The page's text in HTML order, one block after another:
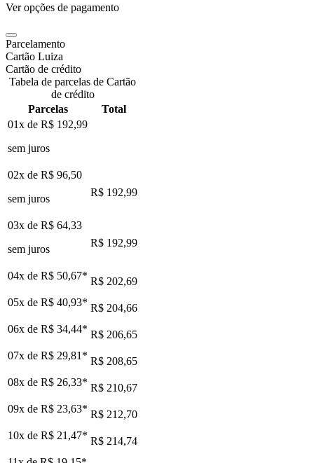
Ver opções de pagamento
Parcelamento
Cartão Luiza
Cartão de crédito
Tabela de parcelas de Cartão
de crédito
Parcelas
Total
01x de R$ 192,99
sem juros
02x de R$ 96,50
sem juros
R$ 192,99
03x de R$ 64,33
sem juros
R$ 192,99
04x de R$ 50,67* R$ 202,69
05x de R$ 40,93* R$ 204,66
06x de R$ 34,44* R$ 206,65
07x de R$ 29,81 * R$ 208,65
08x de R$ 26,33* R$ 210,67
09x de R$ 23,63* R$ 212,70
10x de R$ 21,47* R$ 214,74